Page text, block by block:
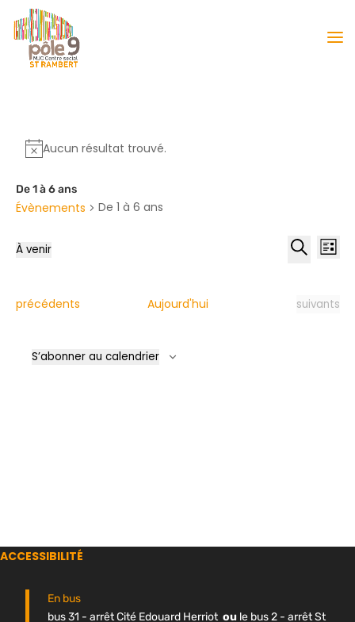
Aucun résultat trouvé.
De 1 à 6 ans
Évènements De 1 à 6 ans
de
de
Liste
À venir
date.
Évènements
précédents Aujourd'hui suivants
S’abonner au calendrier
ACCESSIBILITÉ
En bus
bus 31 - arrêt Cité Edouard Herriot ou le bus 2 - arrêt St